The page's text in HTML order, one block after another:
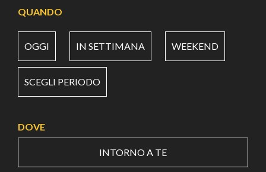
principale
QUANDO
OGGI IN SETTIMANA WEEKEND
SCEGLI PERIODO
DOVE
INTORNO A TE